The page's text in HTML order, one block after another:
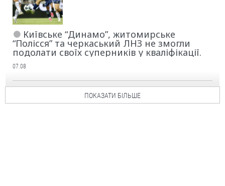
Київське “Динамо”, житомирське
“Полісся” та черкаський ЛНЗ не змогли
подолати своїх суперників у кваліфікації.
07.08
ПОКАЗАТИ БІЛЬШЕ